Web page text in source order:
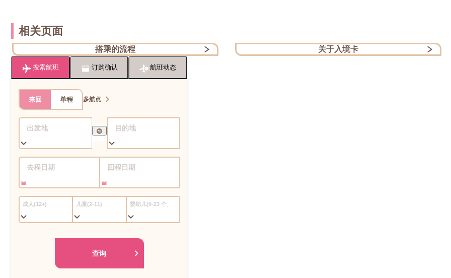
相关页面
搭乘的流程 关于入境卡
搜索航班 订购确认 航班动态
来回 单程 多航点